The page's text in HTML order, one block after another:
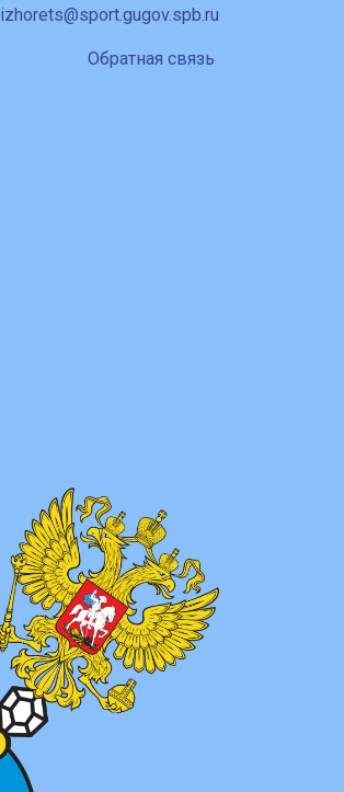
izhorets@sport.gugov.spb.ru
Обратная связь